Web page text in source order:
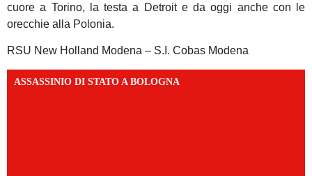
cuore a Torino, la testa a Detroit e da oggi anche con le
orecchie alla Polonia.
RSU New Holland Modena – S.I. Cobas Modena
ASSASSINIO DI STATO A BOLOGNA